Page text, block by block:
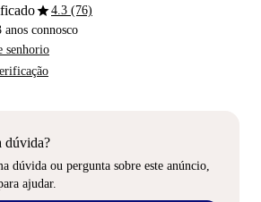
star4.3 (76)
anos connosco
senhorio
dúvida?
dúvida ou pergunta sobre este anúncio,
ajudar.